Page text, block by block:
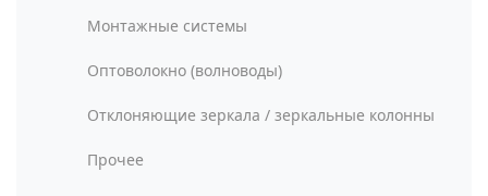
Монтажные системы
Оптоволокно (волноводы)
Отклоняющие зеркала / зеркальные колонны
Прочее